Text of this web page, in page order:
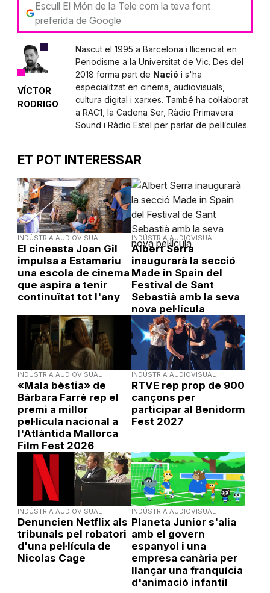
Escull El Món de la Tele com la teva font
preferida de Google
VÍCTOR
RODRIGO
Nascut el 1995 a Barcelona i llicenciat en
Periodisme a la Universitat de Vic. Des del
2018 forma part de Nació i s'ha
especialitzat en cinema, audiovisuals,
cultura digital i xarxes. També ha col·laborat
a RAC1, la Cadena Ser, Ràdio Primavera
Sound i Ràdio Estel per parlar de pel·lícules.
ET POT INTERESSAR
INDÚSTRIA AUDIOVISUAL
El cineasta Joan Gil
impulsa a Estamariu
una escola de cinema
que aspira a tenir
continuïtat tot l'any
INDÚSTRIA AUDIOVISUAL
Albert Serra
inaugurarà la secció
Made in Spain del
Festival de Sant
Sebastià amb la seva
nova pel·lícula
INDÚSTRIA AUDIOVISUAL
«Mala bèstia» de
Bàrbara Farré rep el
premi a millor
pel·lícula nacional a
l'Atlàntida Mallorca
Film Fest 2026
INDÚSTRIA AUDIOVISUAL
RTVE rep prop de 900
cançons per
participar al Benidorm
Fest 2027
INDÚSTRIA AUDIOVISUAL
Denuncien Netflix als
tribunals pel robatori
d'una pel·lícula de
Nicolas Cage
INDÚSTRIA AUDIOVISUAL
Planeta Junior s'alia
amb el govern
espanyol i una
empresa canària per
llançar una franquícia
d'animació infantil